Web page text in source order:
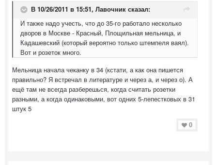
В 10/26/2011 в 15:51, Лавочник сказал:
И также надо учесть, что до 35-го работало несколько
дворов в Москве - Красный, Площильная мельница, и
Кадашевский (который вероятно только штемпеля ваял).
Вот и розеток много.
Мельница начала чеканку в 34 (кстати, а как она пишется
правильно? Я встречал в литературе и через а, и через о). А
ещё там не всегда разберешься, когда считать розетки
разными, а когда одинаковыми, вот одних 5-лепестковых в 31
штук 5
0